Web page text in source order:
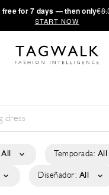
free for 7 days — then only
START NOW
All Temporada: All
Diseñador: All